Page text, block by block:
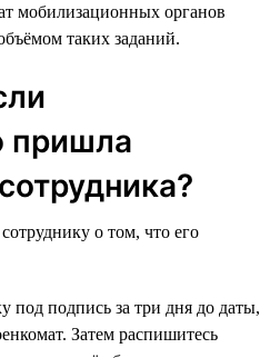
мобилизационных органов
таких заданий.
пришла
о том, что его
под подпись за три дня до даты,
Затем распишитесь